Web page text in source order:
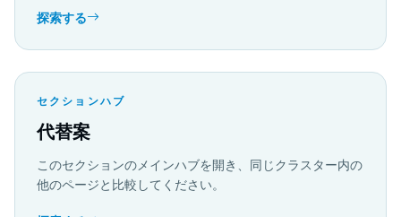
探索する
セクションハブ
代替案
このセクションのメインハブを開き、同じクラスター内の
他のページと比較してください。